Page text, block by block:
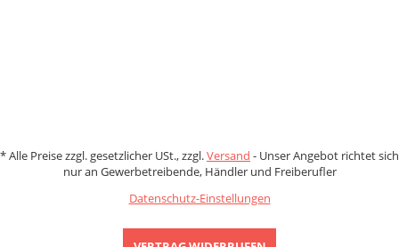
*Alle Preise zzgl. gesetzlicher USt., zzgl.Versand - Unser Angebot richtet sich
nur an Gewerbetreibende, Händler und Freiberufler
Datenschutz-Einstellungen